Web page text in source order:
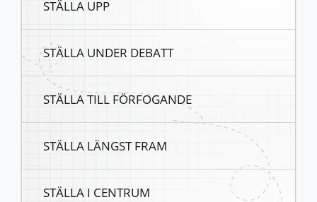
STÄLLA UPP
STÄLLA UNDER DEBATT
STÄLLA TILL FÖRFOGANDE
STÄLLA LÄNGST FRAM
STÄLLA I CENTRUM